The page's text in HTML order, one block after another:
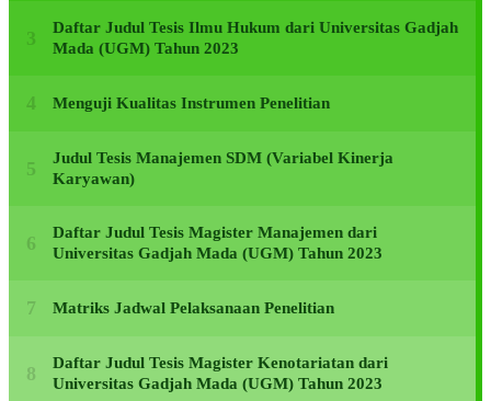
Daftar Judul Tesis Ilmu Hukum dari Universitas Gadjah
Mada (UGM) Tahun 2023
Menguji Kualitas Instrumen Penelitian
Judul Tesis Manajemen SDM (Variabel Kinerja
Karyawan)
Daftar Judul Tesis Magister Manajemen dari
Universitas Gadjah Mada (UGM) Tahun 2023
Matriks Jadwal Pelaksanaan Penelitian
Daftar Judul Tesis Magister Kenotariatan dari
Universitas Gadjah Mada (UGM) Tahun 2023